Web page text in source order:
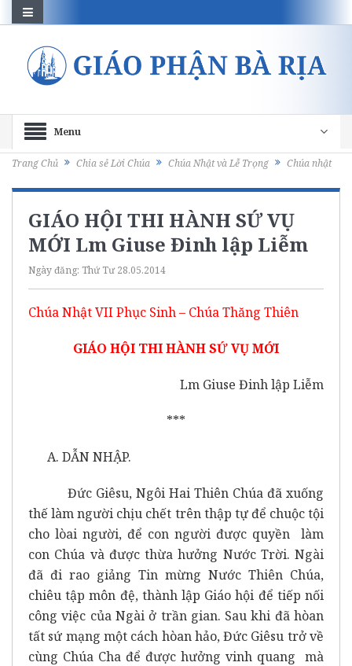
Menu
Trang Chủ Chia sẻ Lời Chúa Chúa Nhật và Lễ Trọng Chúa nhật
GIÁO HỘI THI HÀNH SỨ VỤ
MỚI Lm Giuse Đinh lập Liễm
Ngày đăng: Thứ Tư 28.05.2014
Chúa Nhật VII Phục Sinh – Chúa Thăng Thiên
GIÁO HỘI THI HÀNH SỨ VỤ MỚI
Lm Giuse Đinh lập Liễm
***
A. DẪN NHẬP.
Đức Giêsu, Ngôi Hai Thiên Chúa đã xuống
thế làm người chịu chết trên thập tự để chuộc tội
cho lòai người, để con người được quyền làm
con Chúa và được thừa hưởng Nước Trời. Ngài
đã đi rao giảng Tin mừng Nước Thiên Chúa,
chiêu tập môn đệ, thành lập Giáo hội để tiếp nối
công việc của Ngài ở trần gian. Sau khi đã hòan
tất sứ mạng một cách hòan hảo, Đức Giêsu trở về
cùng Chúa Cha để được hưởng vinh quang mà